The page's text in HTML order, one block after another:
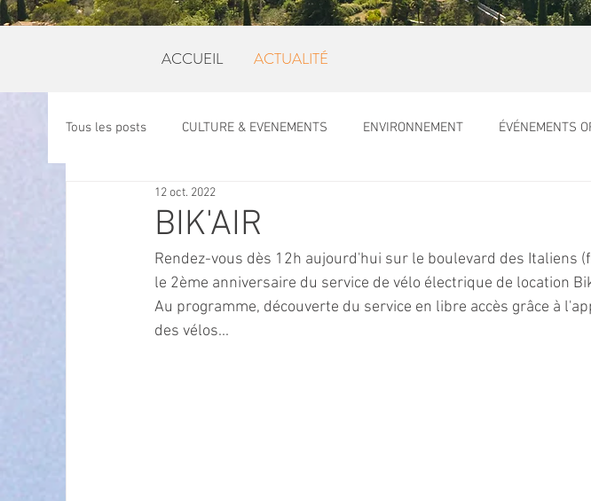
ACCUEIL ACTUALITÉ
Tous les posts CULTURE & EVENEMENTS ENVIRONNEMENT ÉVÉNEMENTS
OFFRES D'EMPLOI
ECO MOBILITE PETITE ENFANCE TOURISME
Instruction Publique & Familles
BIK'AIR
12 oct. 2022
Rendez-vous dès 12h aujourd'hui sur le boulevard des Italiens
le 2ème anniversaire du service de vélo électrique de location
Au programme, découverte du service en libre accès grâce à
des vélos...